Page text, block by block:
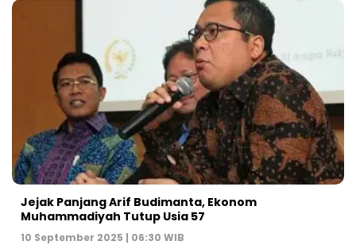
Jejak Panjang Arif Budimanta, Ekonom
Muhammadiyah Tutup Usia 57
10 September 2025 | 06:30 WIB